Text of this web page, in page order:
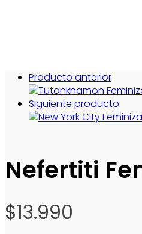
Producto anterior
Siguiente producto
Nefertiti
$13.990